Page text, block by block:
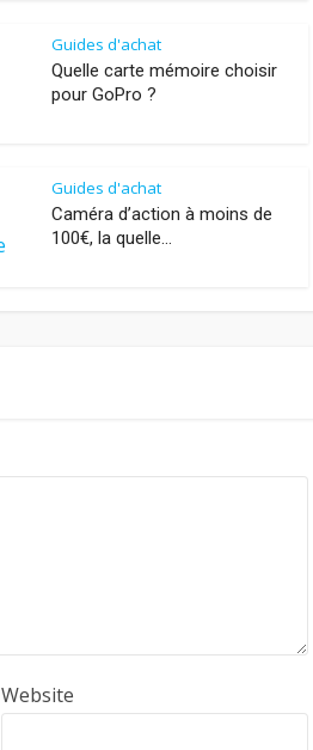
Guides d'achat
Quelle carte mémoire choisir
pour GoPro ?
Guides d'achat
Caméra d’action à moins de
100€, la quelle...
Website